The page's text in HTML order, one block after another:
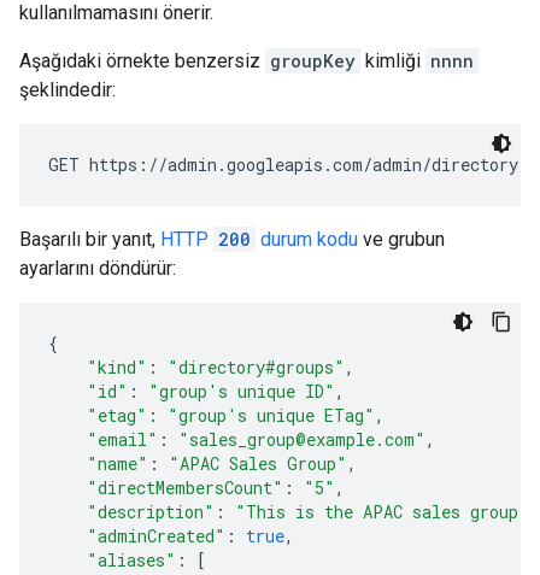
kullanılmamasını önerir.
Aşağıdaki örnekte benzersiz groupKey kimliği nnnn
şeklindedir:
Başarılı bir yanıt, HTTP 200 durum kodu ve grubun
ayarlarını döndürür:
{
"kind" : "directory#groups" ,
"id" : "group's unique ID" ,
"etag" : "group's unique ETag" ,
"email" : "sales_group@example.com" ,
"name" : "APAC Sales Group" ,
"directMembersCount" : "5" ,
"description" : "This is the APAC sales group."
"adminCreated" : true,
"aliases" :
[